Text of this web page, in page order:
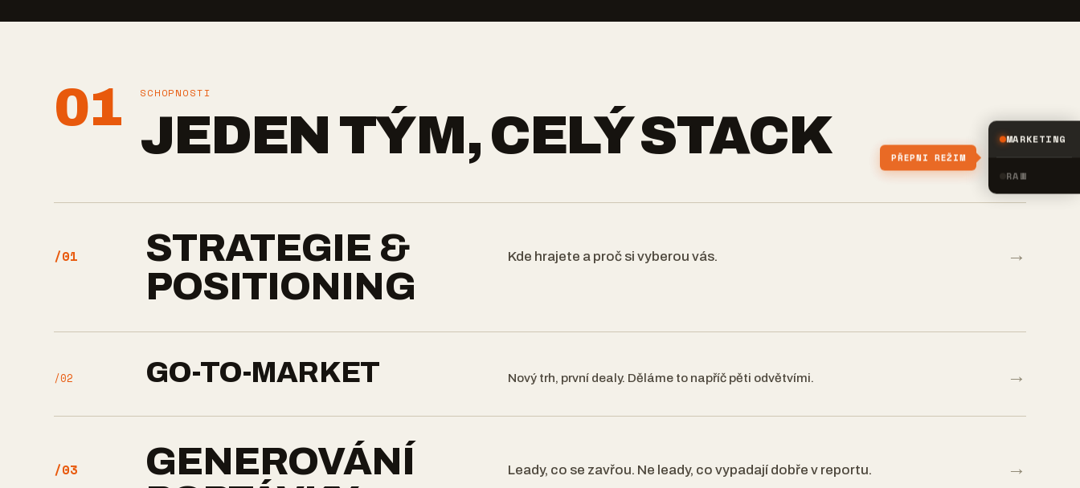
01 SCHOPNOSTI
JEDEN TÝM, CELÝ STACK
/01
STRATEGIE &
POSITIONING
Kde hrajete a proč si vyberou vás. →
/02 GO-TO-MARKET Nový trh, první dealy. Děláme to napříč pěti odvětvími. →
/03
GENEROVÁNÍ
Leady, co se zavřou. Ne leady, co vypadají dobře v reportu. →
MARKETING
RAW
PŘEPNI REŽIM